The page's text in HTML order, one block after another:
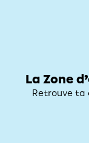
La Zone
Retrouve ta